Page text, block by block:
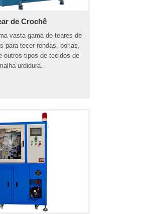
de Crochê
vasta gama de teares de
para tecer rendas, borlas,
outros tipos de tecidos de
urdidura.